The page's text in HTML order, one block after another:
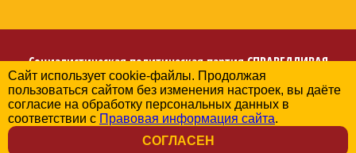
Социалистическая политическая партияСПРАВЕДЛИВАЯ
РОССИЯ
Региональное отделение партии в Чувашской Республике
© 2006-2026
Политика в отношении обработки персональных данных
Сайт использует cookie-файлы. Продолжая
пользоваться сайтом без изменения настроек, вы даёте
согласие на обработку персональных данных в
соответствии с Правовая информация сайта.
СОГЛАСЕН